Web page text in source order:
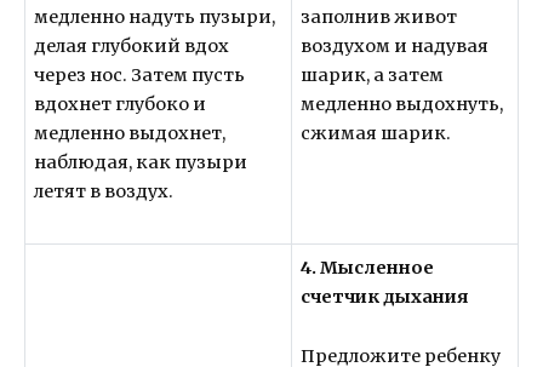
медленно надуть пузыри,
делая глубокий вдох
через нос. Затем пусть
вдохнет глубоко и
медленно выдохнет,
наблюдая, как пузыри
летят в воздух.
заполнив живот
воздухом и надувая
шарик, а затем
медленно выдохнуть,
сжимая шарик.
4. Мысленное
счетчик дыхания
Предложите ребенку